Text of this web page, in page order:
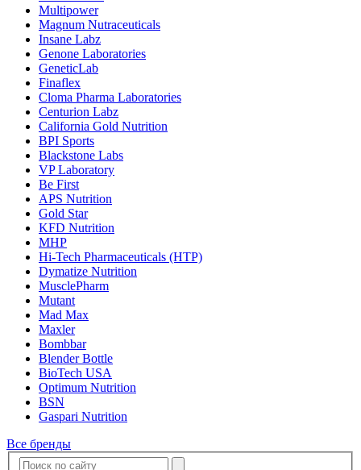
Multipower
Magnum Nutraceuticals
Insane Labz
Genone Laboratories
GeneticLab
Finaflex
Cloma Pharma Laboratories
Centurion Labz
California Gold Nutrition
BPI Sports
Blackstone Labs
VP Laboratory
Be First
APS Nutrition
Gold Star
KFD Nutrition
MHP
Hi-Tech Pharmaceuticals (HTP)
Dymatize Nutrition
MusclePharm
Mutant
Mad Max
Maxler
Bombbar
Blender Bottle
BioTech USA
Optimum Nutrition
BSN
Gaspari Nutrition
Все бренды